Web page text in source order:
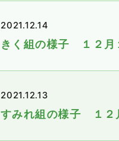
2021.12.14
きく組の様子 １２月
2021.12.13
すみれ組の様子 １２